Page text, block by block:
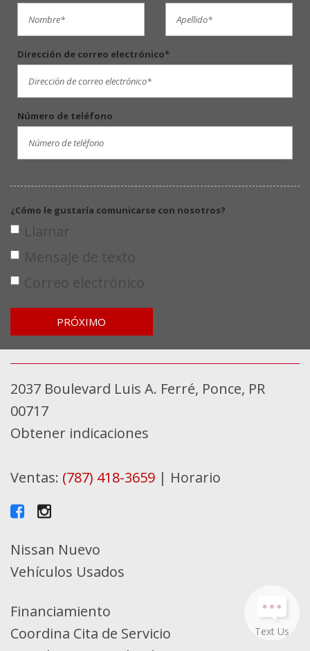
Text Us
Dirección de correo electrónico*
Número de teléfono
¿Cómo le gustaría comunicarse con nosotros?
Llamar
Mensaje de texto
Correo electrónico
PRÓXIMO
2037 Boulevard Luis A. Ferré, Ponce, PR
00717
Obtener indicaciones
Ventas: (787) 418-3659 | Horario
Nissan Nuevo
Vehículos Usados
Financiamiento
Coordina Cita de Servicio